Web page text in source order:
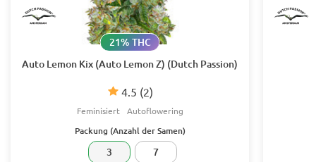
Auto Lemon Kix (Auto Lemon Z) (Dutch Passion)
4.5 (2)
21% THC
Feminisiert Autoflowering
Packung (Anzahl der Samen)
3 7